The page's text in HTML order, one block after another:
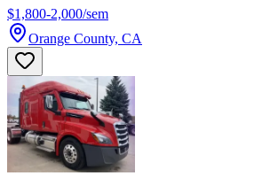
$1,800-2,000/sem
Orange County, CA